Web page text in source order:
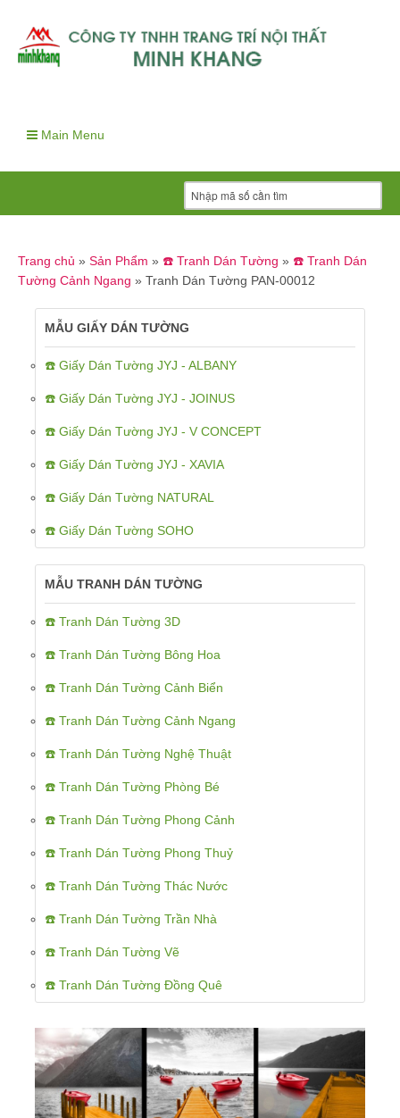
Main Menu
Trang chủ » Sản Phẩm » ☎️ Tranh Dán Tường » ☎️ Tranh Dán
Tường Cảnh Ngang » Tranh Dán Tường PAN-00012
MẪU GIẤY DÁN TƯỜNG
☎️ Giấy Dán Tường JYJ - ALBANY
☎️ Giấy Dán Tường JYJ - JOINUS
☎️ Giấy Dán Tường JYJ - V CONCEPT
☎️ Giấy Dán Tường JYJ - XAVIA
☎️ Giấy Dán Tường NATURAL
☎️ Giấy Dán Tường SOHO
MẪU TRANH DÁN TƯỜNG
☎️ Tranh Dán Tường 3D
☎️ Tranh Dán Tường Bông Hoa
☎️ Tranh Dán Tường Cảnh Biển
☎️ Tranh Dán Tường Cảnh Ngang
☎️ Tranh Dán Tường Nghệ Thuật
☎️ Tranh Dán Tường Phòng Bé
☎️ Tranh Dán Tường Phong Cảnh
☎️ Tranh Dán Tường Phong Thuỷ
☎️ Tranh Dán Tường Thác Nước
☎️ Tranh Dán Tường Trần Nhà
☎️ Tranh Dán Tường Vẽ
☎️ Tranh Dán Tường Đồng Quê